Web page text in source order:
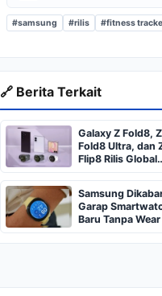
#samsung #rilis #fitness
🔗 Berita Terkait
Galaxy Z Fold8, Z
Fold8 Ultra, dan
Flip8 Rilis Global
Besok
Samsung
Garap
Baru Tanpa Wear